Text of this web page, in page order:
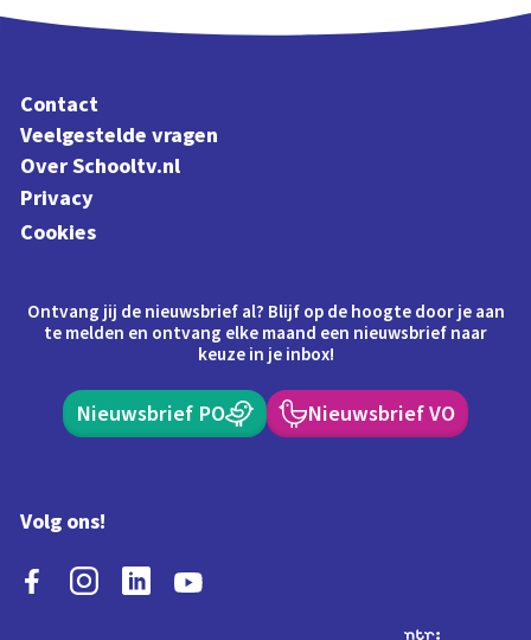
Contact
Veelgestelde vragen
Over Schooltv.nl
Privacy
Cookies
Ontvang jij de nieuwsbrief al? Blijf op de hoogte door je aan
te melden en ontvang elke maand een nieuwsbrief naar
keuze in je inbox!
Nieuwsbrief PO Nieuwsbrief VO
Volg ons!